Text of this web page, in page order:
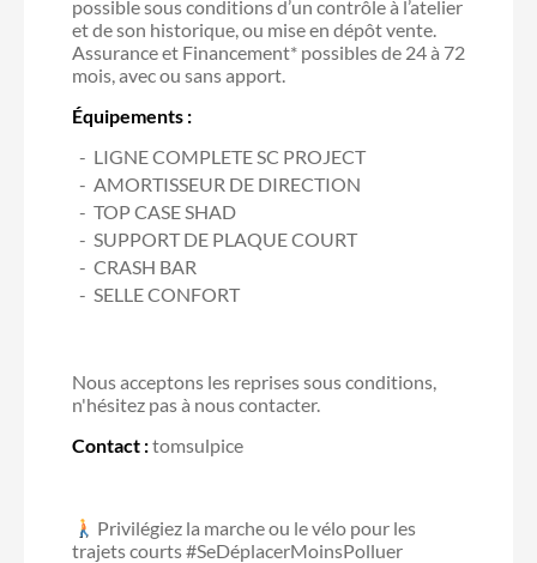
possible sous conditions d’un contrôle à l’atelier
et de son historique, ou mise en dépôt vente.
Assurance et Financement* possibles de 24 à 72
mois, avec ou sans apport.
Équipements :
LIGNE COMPLETE SC PROJECT
AMORTISSEUR DE DIRECTION
TOP CASE SHAD
SUPPORT DE PLAQUE COURT
CRASH BAR
SELLE CONFORT
Nous acceptons les reprises sous conditions,
n'hésitez pas à nous contacter.
Contact :tomsulpice
Privilégiez la marche ou le vélo pour les
trajets courts #SeDéplacerMoinsPolluer